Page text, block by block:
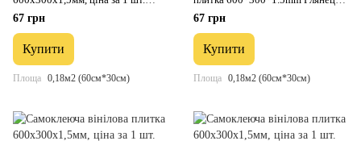
(СВП-111) Глянець SW-00000500
67 грн
Купити
Площа 0,18м2 (60см*30см)
(D) SW-00001780
67 грн
Купити
Площа 0,18м2 (60см*30см)